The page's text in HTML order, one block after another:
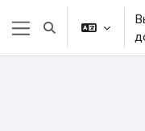
Перейти к основному
Боковая панель
Изменить данные